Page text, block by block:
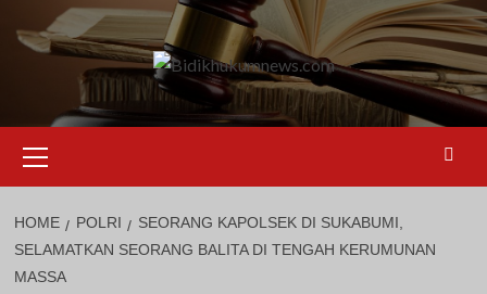
Menu
HOME POLRI
SEORANG KAPOLSEK DI SUKABUMI,
SELAMATKAN SEORANG BALITA DI TENGAH KERUMUNAN
MASSA